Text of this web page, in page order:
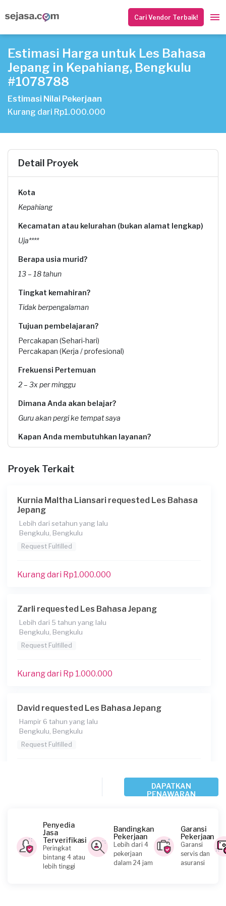
Cari Vendor Terbaik!
Estimasi Harga untuk Les Bahasa
Jepang in Kepahiang, Bengkulu
#1078788
Estimasi Nilai Pekerjaan
Kurang dari Rp1.000.000
Detail Proyek
Kota
Kepahiang
Kecamatan atau kelurahan (bukan alamat lengkap)
Uja****
Berapa usia murid?
13 – 18 tahun
Tingkat kemahiran?
Tidak berpengalaman
Tujuan pembelajaran?
Percakapan (Sehari-hari)
Percakapan (Kerja / profesional)
Frekuensi Pertemuan
2 – 3x per minggu
Dimana Anda akan belajar?
Guru akan pergi ke tempat saya
Kapan Anda membutuhkan layanan?
Informasi tambahan
Kurang dari Rp 1.000.000
Proyek Terkait
Kurnia Maltha Liansari requested Les Bahasa
Jepang
Lebih dari setahun yang lalu
Bengkulu, Bengkulu
Request Fulfilled
Kurang dari Rp1.000.000
Zarli requested Les Bahasa Jepang
Lebih dari 5 tahun yang lalu
Bengkulu, Bengkulu
Request Fulfilled
Kurang dari Rp 1.000.000
David requested Les Bahasa Jepang
Hampir 6 tahun yang lalu
Bengkulu, Bengkulu
Request Fulfilled
Hampir 6 tahun yang lalu
Rejang Lebong, Bengkulu
Request Fulfilled
DAPATKAN
PENAWARAN
Penyedia
Jasa
Terverifikasi
Peringkat
bintang 4 atau
lebih tinggi
Bandingkan
Pekerjaan
Lebih dari 4
pekerjaan
dalam 24 jam
Garansi
Pekerjaan
Garansi
servis dan
asuransi